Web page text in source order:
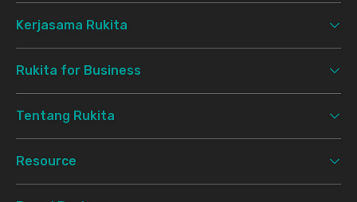
Kerjasama Rukita
Rukita for Business
Tentang Rukita
Resource